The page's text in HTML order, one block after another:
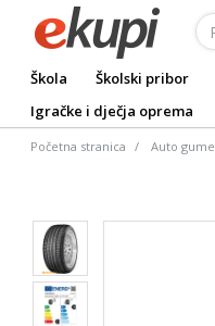
Škola Školski pribor
Igračke i dječja oprema
Početna stranica Auto gume